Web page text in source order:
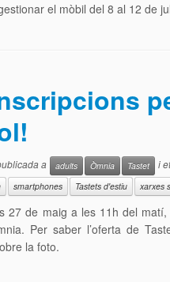
el mòbil del 8 al 12 de
a adults Òmnia Tastet i
smartphones Tastets d'estiu xarxes
27 de maig a les 11h del matí,
Per saber l’oferta de
la foto.